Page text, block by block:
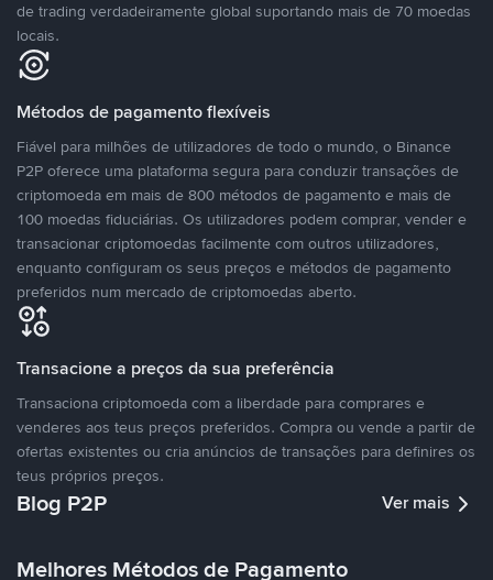
de trading verdadeiramente global suportando mais de 70 moedas
locais.
Métodos de pagamento flexíveis
Fiável para milhões de utilizadores de todo o mundo, o Binance
P2P oferece uma plataforma segura para conduzir transações de
criptomoeda em mais de 800 métodos de pagamento e mais de
100 moedas fiduciárias. Os utilizadores podem comprar, vender e
transacionar criptomoedas facilmente com outros utilizadores,
enquanto configuram os seus preços e métodos de pagamento
preferidos num mercado de criptomoedas aberto.
Transacione a preços da sua preferência
Transaciona criptomoeda com a liberdade para comprares e
venderes aos teus preços preferidos. Compra ou vende a partir de
ofertas existentes ou cria anúncios de transações para definires os
teus próprios preços.
Blog P2P Ver mais
Melhores Métodos de Pagamento